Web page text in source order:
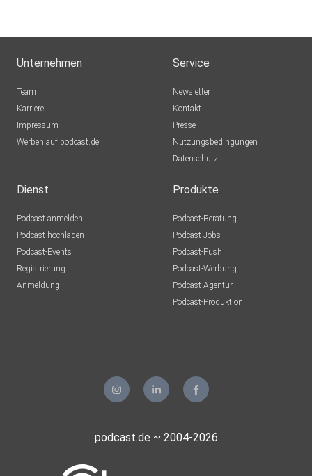
Unternehmen
Team
Karriere
Impressum
Werben auf podcast.de
Service
Newsletter
Kontakt
Presse
Nutzungsbedingungen
Datenschutz
Dienst
Podcast anmelden
Podcast hochladen
Podcast-Events
Registrierung
Anmeldung
Produkte
Podcast-Beratung
Podcast-Jobs
Podcast-Push
Podcast-Werbung
Podcast-Agentur
Podcast-Produktion
podcast.de ~ 2004-2026